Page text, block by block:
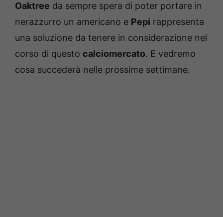
Oaktree da sempre spera di poter portare in
nerazzurro un americano e Pepi rappresenta
una soluzione da tenere in considerazione nel
corso di questo calciomercato. E vedremo
cosa succederà nelle prossime settimane.